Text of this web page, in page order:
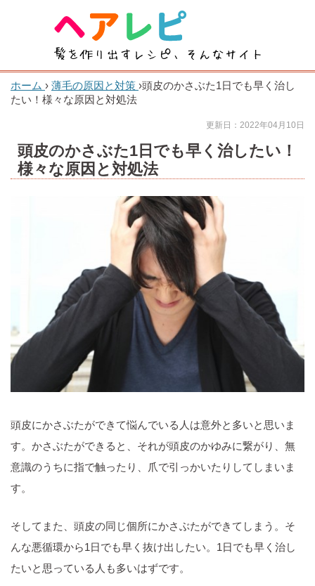
ホーム › 薄毛の原因と対策 ›頭皮のかさぶた1日でも早く治し
たい！様々な原因と対処法
更新日：2022年04月10日
頭皮のかさぶた1日でも早く治したい！
様々な原因と対処法
頭皮にかさぶたができて悩んでいる人は意外と多いと思いま
す。かさぶたができると、それが頭皮のかゆみに繋がり、無
意識のうちに指で触ったり、爪で引っかいたりしてしまいま
す。
そしてまた、頭皮の同じ個所にかさぶたができてしまう。そ
んな悪循環から1日でも早く抜け出したい。1日でも早く治し
たいと思っている人も多いはずです。